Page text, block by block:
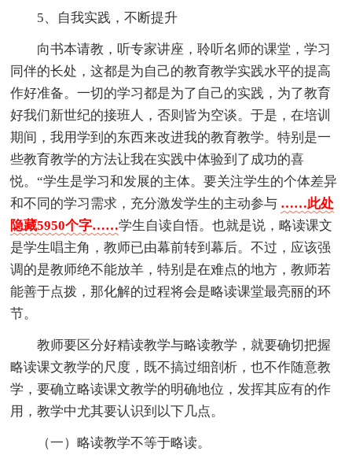
5、自我实践，不断提升
向书本请教，听专家讲座，聆听名师的课堂，学习
同伴的长处，这都是为自己的教育教学实践水平的提高
作好准备。一切的学习都是为了自己的实践，为了教育
好我们新世纪的接班人，否则皆为空谈。于是，在培训
期间，我用学到的东西来改进我的教育教学。特别是一
些教育教学的方法让我在实践中体验到了成功的喜
悦。“学生是学习和发展的主体。要关注学生的个体差异
和不同的学习需求，充分激发学生的主动参与 ……此处
隐藏5950个字……学生自读自悟。也就是说，略读课文
是学生唱主角，教师已由幕前转到幕后。不过，应该强
调的是教师绝不能放羊，特别是在难点的地方，教师若
能善于点拨，那化解的过程将会是略读课堂最亮丽的环
节。
教师要区分好精读教学与略读教学，就要确切把握
略读课文教学的尺度，既不搞过细剖析，也不作随意教
学，要确立略读课文教学的明确地位，发挥其应有的作
用，教学中尤其要认识到以下几点。
（一）略读教学不等于略读。